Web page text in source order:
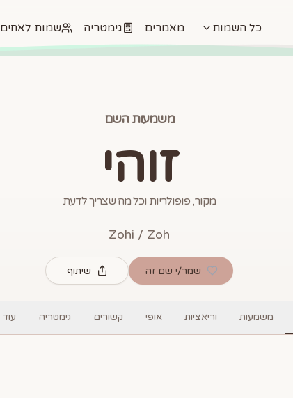
כל השמות מאמרים גימטריה שמות לאחים
משמעות השם
זוהי
מקור, פופולריות וכל מה שצריך לדעת
Zohi / Zoh
שמר/י שם זה שיתוף
משמעות וריאציות אופי קשורים גימטריה עוד